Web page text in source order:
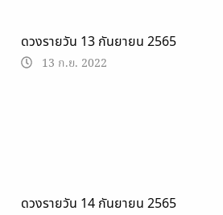
ดวงรายวัน 13 กันยายน 2565
13 ก.ย. 2022
ดวงรายวัน 14 กันยายน 2565